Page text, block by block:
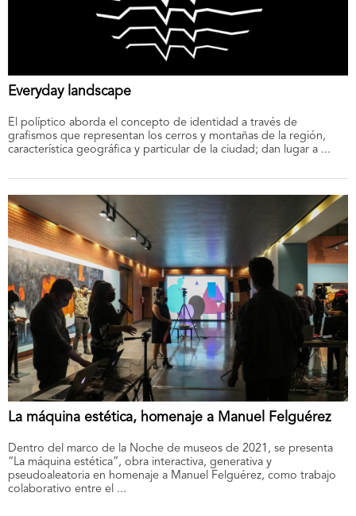
Everyday landscape
El políptico aborda el concepto de identidad a través de
grafismos que representan los cerros y montañas de la región,
característica geográfica y particular de la ciudad; dan lugar a ...
La máquina estética, homenaje a Manuel Felguérez
Dentro del marco de la Noche de museos de 2021, se presenta
“La máquina estética”, obra interactiva, generativa y
pseudoaleatoria en homenaje a Manuel Felguérez, como trabajo
colaborativo entre el ...